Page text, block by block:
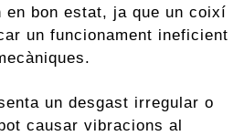
en bon estat, ja que un coixí
un funcionament ineficient
un desgast irregular o
causar vibracions al